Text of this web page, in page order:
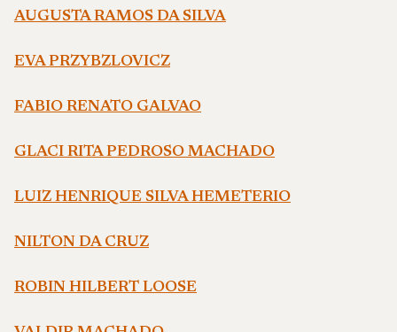
AUGUSTA RAMOS DA SILVA
EVA PRZYBZLOVICZ
FABIO RENATO GALVAO
GLACI RITA PEDROSO MACHADO
LUIZ HENRIQUE SILVA HEMETERIO
NILTON DA CRUZ
ROBIN HILBERT LOOSE